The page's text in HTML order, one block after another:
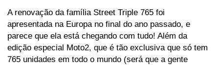
A renovação da família Street Triple 765 foi
apresentada na Europa no final do ano passado, e
parece que ela está chegando com tudo! Além da
edição especial Moto2, que é tão exclusiva que só tem
765 unidades em todo o mundo (será que a gente